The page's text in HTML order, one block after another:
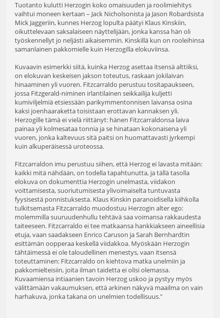
Tuotanto kulutti Herzogin koko omaisuuden ja roolimiehitys
vaihtui moneen kertaan – Jack Nicholsonista ja Jason Robardsista
Mick Jaggeriin, kunnes Herzog lopulta päätyi Klaus Kinskiin,
oikuttelevaan saksalaiseen näyttelijään, jonka kanssa hän oli
työskennellyt jo neljästi aikaisemmin. Kinskillä kun on rooleihinsa
samanlainen pakkomielle kuin Herzogilla elokuviinsa.
Kuvaavin esimerkki siitä, kuinka Herzog asettaa itsensä alttiiksi,
on elokuvan keskeisen jakson toteutus, raskaan jokilaivan
hinaaminen yli vuoren. Fitzcarraldo perustuu tositapaukseen,
jossa Fitzgerald-niminen irlantilainen seikkailija kuljetti
kumiviljelmiä etsiessään parikymmentonnisen laivansa osina
kaksi joenhaaraketta toisistaan erottavan kannaksen yli.
Herzogille tämä ei vielä riittänyt: hänen Fitzcarraldonsa laiva
painaa yli kolmesataa tonnia ja se hinataan kokonaisena yli
vuoren, jonka kaltevuus sitä paitsi on huomattavasti jyrkempi
kuin alkuperäisessä uroteossa.
Fitzcarraldon imu perustuu siihen, että Herzog ei lavasta mitään:
kaikki mitä nähdään, on todella tapahtunutta, ja tällä tasolla
elokuva on dokumenttia Herzogin unelmasta, viidakon
voittamisesta, suoriutumisesta ylivoimaiselta tuntuvasta
fyysisestä ponnistuksesta. Klaus Kinskin paranoidisella kiihkolla
tulkitsemasta Fitzcarraldo muodostuu Herzogin alter ego:
molemmilla suuruudenhullu tehtävä saa voimansa rakkaudesta
taiteeseen. Fitzcarraldo ei tee matkaansa hankkiakseen aineellisia
etuja, vaan saadakseen Enrico Caruson ja Sarah Bernhardtin
esittämän oopperaa keskellä viidakkoa. Myöskään Herzogin
tähtäimessä ei ole taloudellinen menestys, vaan itsensä
toteuttaminen: Fitzcarraldo on kiehtova matka unelmiin ja
pakkomielteisiin, joita ilman taidetta ei olisi olemassa.
Kuvaamiensa intiaanien tavoin Herzog uskoo ja pystyy myös
välittämään vakaumuksen, että arkinen näkyvä maailma on vain
harhakuva, jonka takana on unelmien todellisuus."